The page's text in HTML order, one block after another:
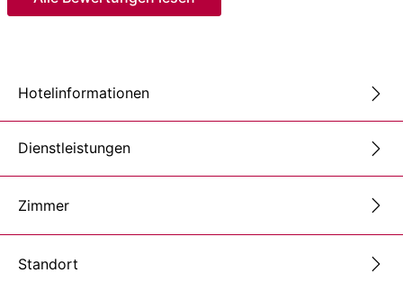
Hotelinformationen
Dienstleistungen
Zimmer
Standort